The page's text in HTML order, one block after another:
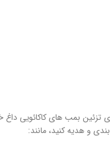
تزئین بمب های کاکائویی
و هدیه کنید، مانند: